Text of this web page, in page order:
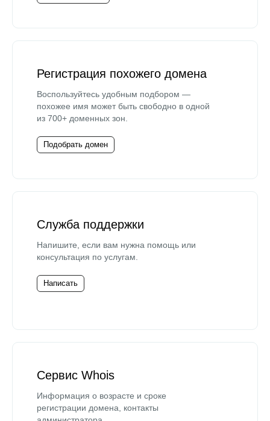
Регистрация похожего домена
Воспользуйтесь удобным подбором —
похожее имя может быть свободно в одной
из 700+ доменных зон.
Подобрать домен
Служба поддержки
Напишите, если вам нужна помощь или
консультация по услугам.
Написать
Сервис Whois
Информация о возрасте и сроке
регистрации домена, контакты